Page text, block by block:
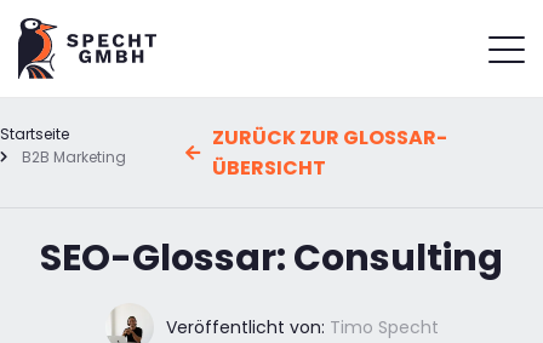
Startseite
B2B Marketing
ZURÜCK ZUR GLOSSAR-
ÜBERSICHT
SEO-Glossar: Consulting
Veröffentlicht von: Timo Specht